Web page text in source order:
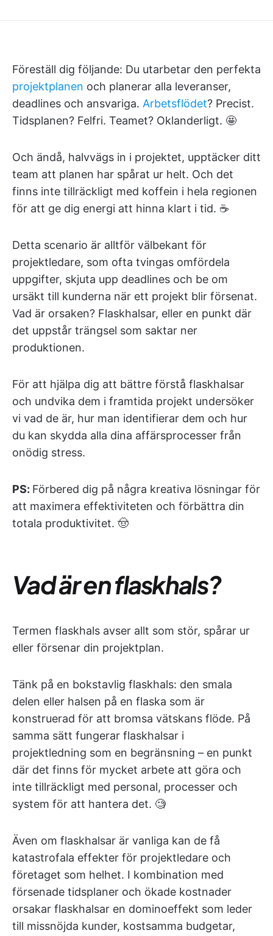
Föreställ dig följande: Du utarbetar den perfekta
projektplanen och planerar alla leveranser,
deadlines och ansvariga. Arbetsflödet? Precist.
Tidsplanen? Felfri. Teamet? Oklanderligt. 🤩
Och ändå, halvvägs in i projektet, upptäcker ditt
team att planen har spårat ur helt. Och det
finns inte tillräckligt med koffein i hela regionen
för att ge dig energi att hinna klart i tid. ☕
Detta scenario är alltför välbekant för
projektledare, som ofta tvingas omfördela
uppgifter, skjuta upp deadlines och be om
ursäkt till kunderna när ett projekt blir försenat.
Vad är orsaken? Flaskhalsar, eller en punkt där
det uppstår trängsel som saktar ner
produktionen.
För att hjälpa dig att bättre förstå flaskhalsar
och undvika dem i framtida projekt undersöker
vi vad de är, hur man identifierar dem och hur
du kan skydda alla dina affärsprocesser från
onödig stress.
PS: Förbered dig på några kreativa lösningar för
att maximera effektiviteten och förbättra din
totala produktivitet. 🤠
Vad är en flaskhals?
Termen flaskhals avser allt som stör, spårar ur
eller försenar din projektplan.
Tänk på en bokstavlig flaskhals: den smala
delen eller halsen på en flaska som är
konstruerad för att bromsa vätskans flöde. På
samma sätt fungerar flaskhalsar i
projektledning som en begränsning – en punkt
där det finns för mycket arbete att göra och
inte tillräckligt med personal, processer och
system för att hantera det. 🧐
Även om flaskhalsar är vanliga kan de få
katastrofala effekter för projektledare och
företaget som helhet. I kombination med
försenade tidsplaner och ökade kostnader
orsakar flaskhalsar en dominoeffekt som leder
till missnöjda kunder, kostsamma budgetar,